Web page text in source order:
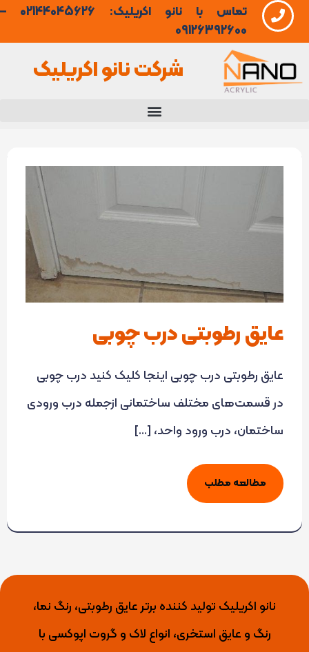
رفتن
به
محتوا
تماس با نانو اکریلیک: 02144045626 –
09126392600
شرکت نانو اکریلیک
عایق رطوبتی درب چوبی
عایق رطوبتی درب چوبی اینجا کلیک کنید درب چوبی
در قسمت‌های مختلف ساختمانی ازجمله درب ورودی
ساختمان، درب ورود واحد، […]
درب
مطالعه مطلب
نانو اکریلیک تولید کننده برتر عایق رطوبتی، رنگ نما،
رنگ و عایق استخری، انواع لاک و گروت اپوکسی با